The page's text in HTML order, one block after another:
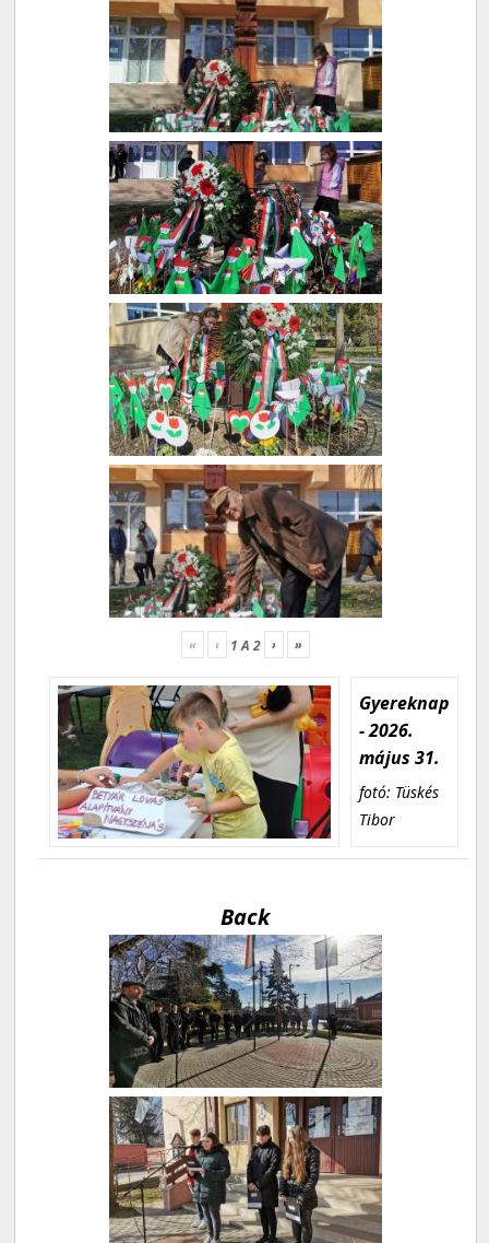
« ‹ 1A2 › »
Gyereknap
- 2026.
május 31.
fotó: Tüskés
Tibor
Back